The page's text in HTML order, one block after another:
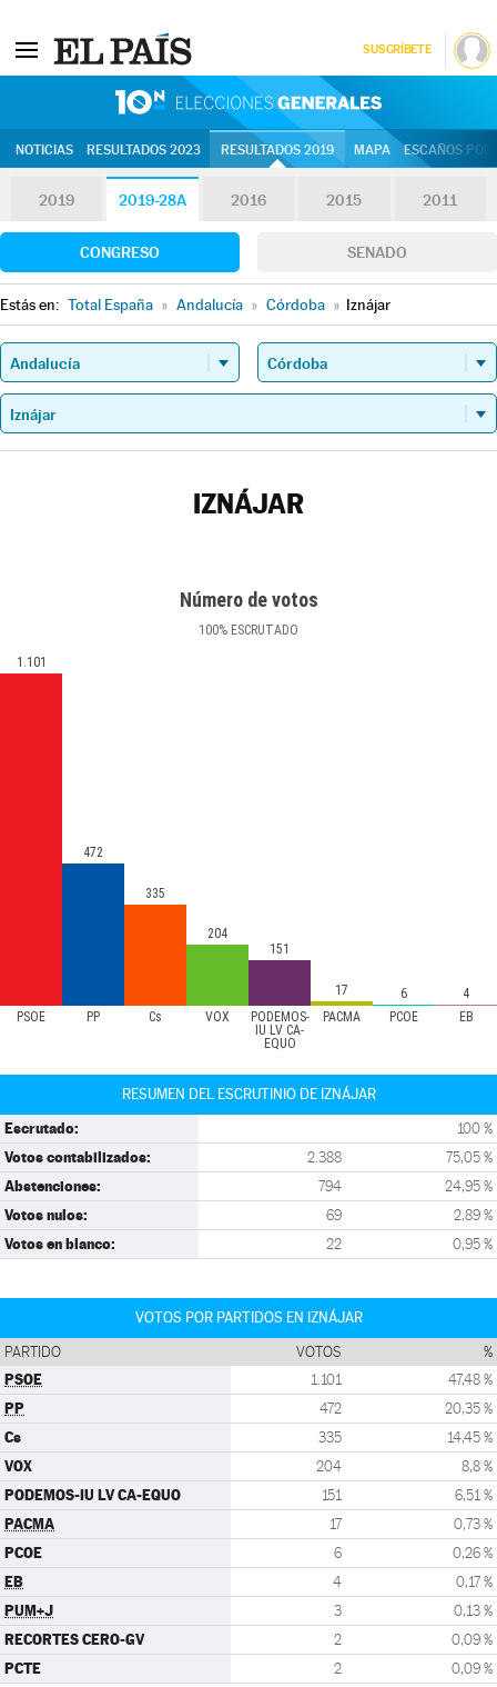
SUSCRÍBETE
NOTICIAS RESULTADOS 2023 RESULTADOS 2019 MAPA ESCAÑOS
2019 2019-28A 2016 2015 2011
CONGRESO SENADO
Estás en: Total España » Andalucía » Córdoba » Iznájar
IZNÁJAR
Número de votos
100% ESCRUTADO
PSOE PP Cs VOX
PODEMOS-
IU LV CA-
EQUO
PACMA PCOE EB
1.101
472
335
204
151
17 6 4
RESUMEN DEL ESCRUTINIO DE IZNÁJAR
Escrutado: 100 %
Votos contabilizados: 2.388 75,05 %
Abstenciones: 794 24,95 %
Votos nulos: 69 2,89 %
Votos en blanco: 22 0,95 %
VOTOS POR PARTIDOS EN IZNÁJAR
PARTIDO VOTOS %
PSOE 1.101 47,48 %
PP 472 20,35 %
Cs 335 14,45 %
VOX 204 8,8 %
PODEMOS-IU LV CA-EQUO 151 6,51 %
PACMA 17 0,73 %
PCOE 6 0,26 %
EB 4 0,17 %
PUM+J 3 0,13 %
RECORTES CERO-GV 2 0,09 %
PCTE 2 0,09 %